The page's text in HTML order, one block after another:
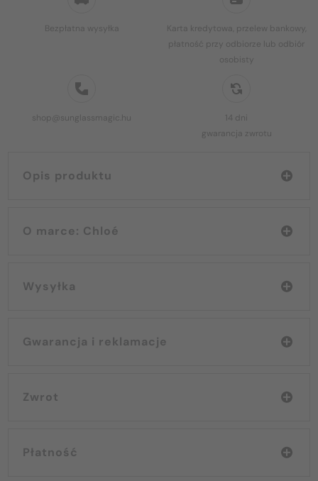
Bezpłatna wysyłka
Karta kredytowa, przelew bankowy,
płatność przy odbiorze lub odbiór
osobisty
shop@sunglassmagic.hu
14 dni
gwarancja zwrotu
Opis produktu
O marce: Chloé
Wysyłka
Gwarancja i reklamacje
Zwrot
Płatność